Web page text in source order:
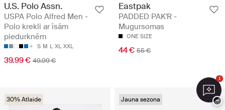
U.S. Polo Assn.
USPA Polo Alfred Men -
Polo krekli ar īsām
piedurknēm
S M L XL XXL
39.99 € 49.99 €
Eastpak
PADDED PAK'R -
Mugursomas
ONE SIZE
44 € 55 €
30% Atlaide Jauna sezona
1
−